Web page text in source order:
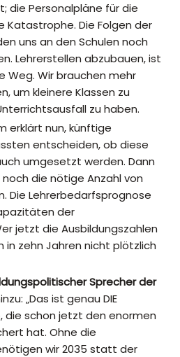
die Personalpläne für die
Katastrophe. Die Folgen der
uns an den Schulen noch
Lehrerstellen abzubauen, ist
Weg. Wir brauchen mehr
um kleinere Klassen zu
zu haben.
erklärt nun, künftige
entscheiden, ob diese
umgesetzt werden. Dann
die nötige Anzahl von
Die Lehrerbedarfsprognose
der
jetzt die Ausbildungszahlen
in zehn Jahren nicht plötzlich
Sprecher der
„Das ist genau DIE
die schon jetzt den enormen
hat. Ohne die
wir 2035 statt der